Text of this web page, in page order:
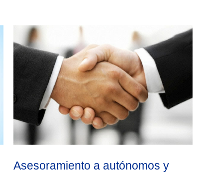
Asesoramiento a autónomos y